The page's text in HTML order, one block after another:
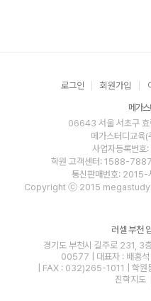
로그인 회원가입
메가
06643 서울 서초구 효
메가스터디교육(
사업자등록번
학원 고객센터: 1588-7887
통신판매번호:
Copyright ⓒ 2015
러셀 부천
경기도 부천시 길주로 231,
00577 | 대표자 : 배홍
| FAX : 032)265-1011 | 학원
진학지도